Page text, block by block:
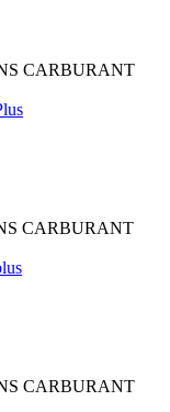
CARBURANT
CARBURANT
CARBURANT